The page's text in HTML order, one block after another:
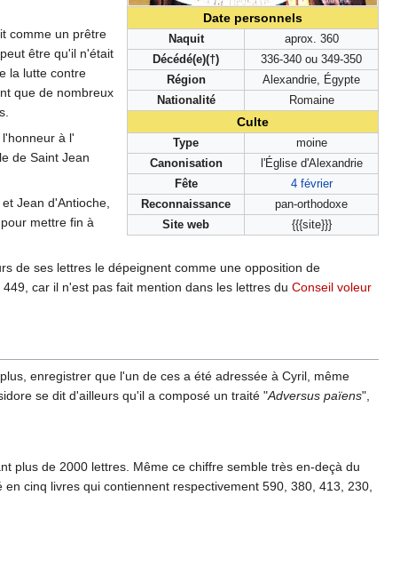
Date personnels
Naquit
aprox. 360
Décédé(e)(†)
336-340 ou 349-350
Région
Alexandrie, Égypte
Nationalité
Romaine
Culte
Type
moine
Canonisation
l'Église d'Alexandrie
Fête
4 février
Reconnaissance
pan-orthodoxe
Site web
{{{site}}}
comme un prêtre
être qu'il n'était
la lutte contre
que de nombreux
à l'
de Saint Jean
Jean d'Antioche,
mettre fin à
de ses lettres le dépeignent comme une opposition de
car il n'est pas fait mention dans les lettres du Conseil voleur
enregistrer que l'un de ces a été adressée à Cyril, même
se dit d'ailleurs qu'il a composé un traité "Adversus païens",
plus de 2000 lettres. Même ce chiffre semble très en-deçà du
cinq livres qui contiennent respectivement 590, 380, 413, 230,